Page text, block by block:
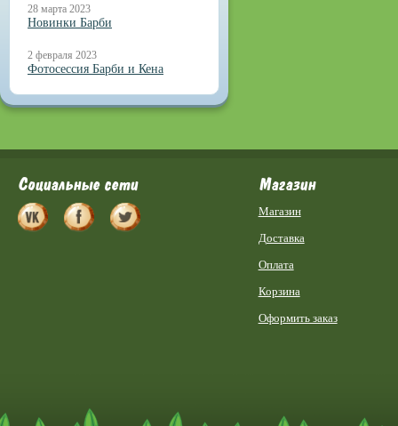
28 марта 2023
Новинки Барби
2 февраля 2023
Фотосессия Барби и Кена
Социальные сети Магазин
Магазин
Доставка
Оплата
Корзина
Оформить заказ